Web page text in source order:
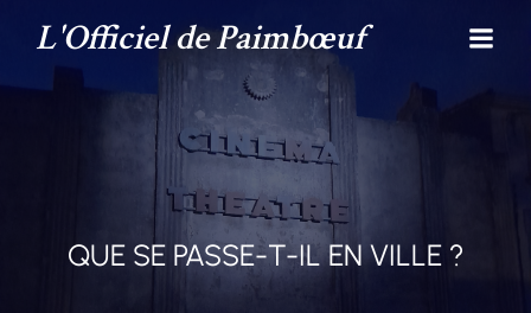
L'Officiel de Paimbœuf
QUE SE PASSE-T-IL EN VILLE ?